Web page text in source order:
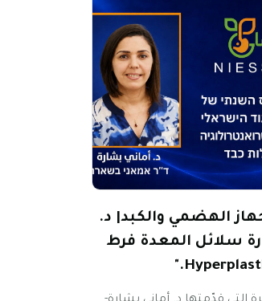
الهضمي والكبد| د.
سلائل المعدة فرط